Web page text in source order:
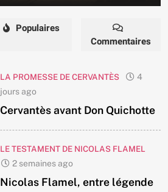
Populaires
Commentaires
LA PROMESSE DE CERVANTÈS
4
jours ago
Cervantès avant Don Quichotte
LE TESTAMENT DE NICOLAS FLAMEL
2 semaines ago
Nicolas Flamel, entre légende